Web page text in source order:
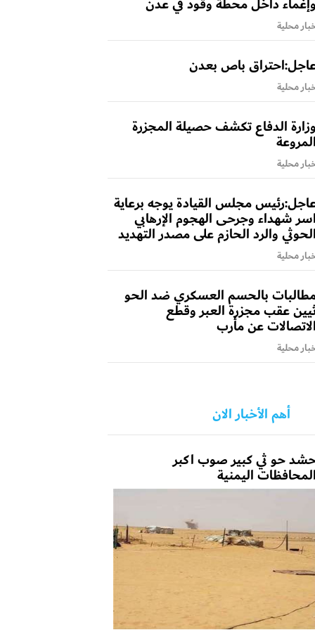
محلية
باص بعدن
محلية
وزارة الدفاع تكشف حصيلة المجزرة
المروعة
محلية
مجلس القيادة يوجه برعاية
اسر شهداء وجرحى الهجوم الإرهابي
الحوثي والرد الحازم على مصدر التهديد
محلية
بالحسم العسكري ضد الحو
عقب مجزرة العبر وقطع
الاتصالات عن مأرب
محلية
أهم الأخبار الان
حو ثي كبير صوب اكبر
المحافظات اليمنية